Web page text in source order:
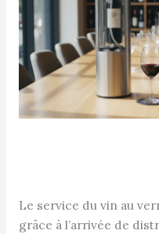
Le service du vin au
grâce à l’arrivée de